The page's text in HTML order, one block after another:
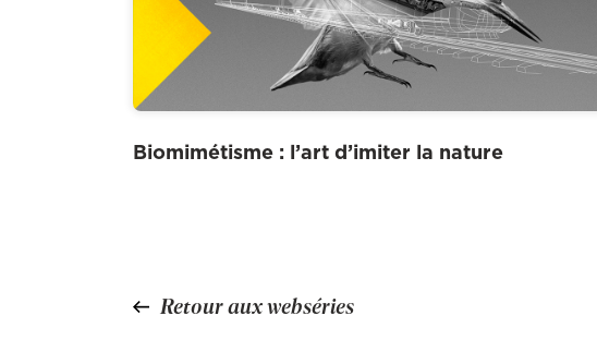
Biomimétisme : l’art d’imiter la nature
Retour aux webséries